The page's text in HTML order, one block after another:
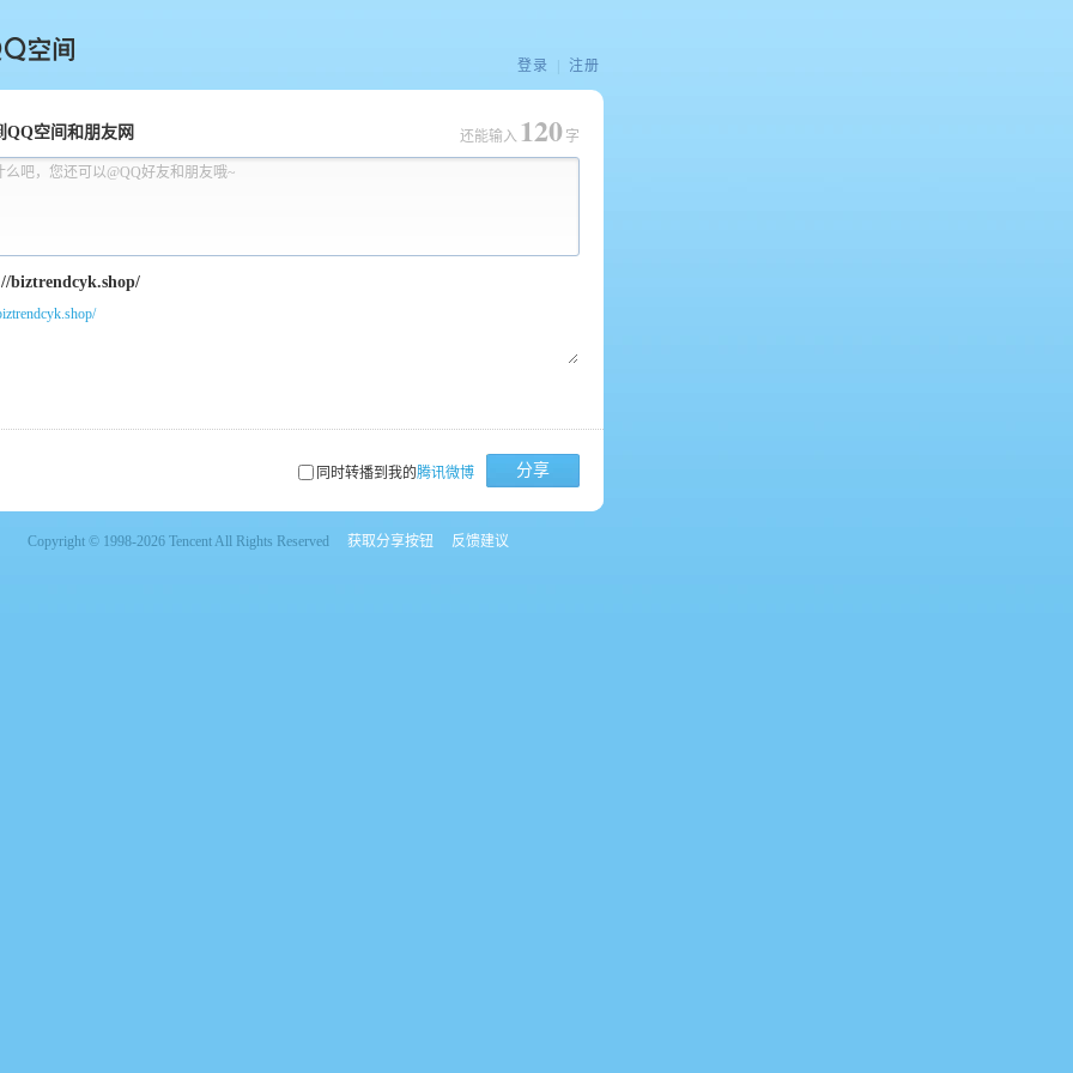
间
登录 注册
QQ空间和朋友网
么吧，您还可以@QQ好友和朋友哦~
还能输入 120 字
同时转播到我的腾讯微博 分享
Copyright © 1998-2026 Tencent All Rights Reserved 获取分享按钮 反馈建议